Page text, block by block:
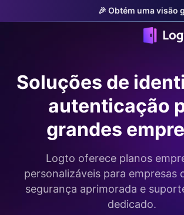
🎉 Obtém uma visão
Soluções de
autenticação
grandes
Logto oferece planos
personalizáveis para empresas
segurança aprimorada e
dedicado.